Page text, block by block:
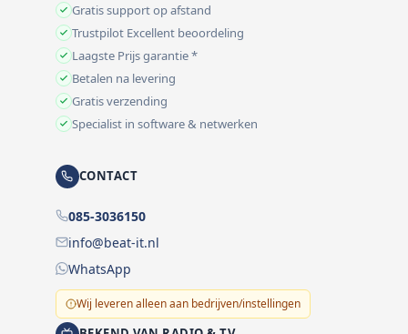
Gratis support op afstand
Trustpilot Excellent beoordeling
Laagste Prijs garantie *
Betalen na levering
Gratis verzending
Specialist in software & netwerken
CONTACT
085-3036150
info@beat-it.nl
WhatsApp
Wij leveren alleen aan bedrijven/instellingen